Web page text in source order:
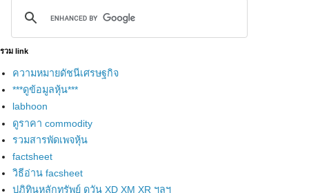
รวม link
ความหมายดัชนีเศรษฐกิจ
***ดูข้อมูลหุ้น***
labhoon
ดูราคา commodity
รวมสารพัดเพจหุ้น
factsheet
วิธีอ่าน facsheet
ปฏิทินหลักทรัพย์ ดูวัน XD XM XR ฯลฯ